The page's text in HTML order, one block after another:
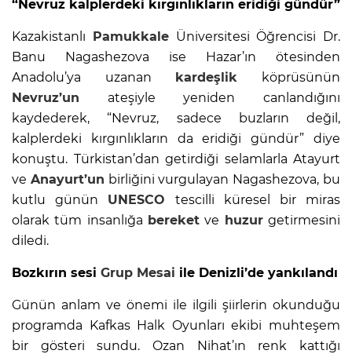
“Nevruz kalplerdeki kırgınlıkların eridiği gündür”
Kazakistanlı PamukkaleÜniversitesi Öğrencisi Dr.
Banu Nagashezova ise Hazar’ın ötesinden
Anadolu’ya uzanan kardeşlik köprüsünün
Nevruz’un ateşiyle yeniden canlandığını
kaydederek, “Nevruz, sadece buzların değil,
kalplerdeki kırgınlıkların da eridiği gündür” diye
konuştu. Türkistan’dan getirdiği selamlarla Atayurt
ve Anayurt’un birliğini vurgulayan Nagashezova, bu
kutlu günün UNESCO tescilli küresel bir miras
olarak tüm insanlığa bereket ve huzurgetirmesini
diledi.
Bozkırın sesi Grup Mesai ile Denizli’de yankılandı
Günün anlam ve önemi ile ilgili şiirlerin okunduğu
programda Kafkas Halk Oyunları ekibi muhteşem
bir gösteri sundu. Ozan Nihat’ın renk kattığı